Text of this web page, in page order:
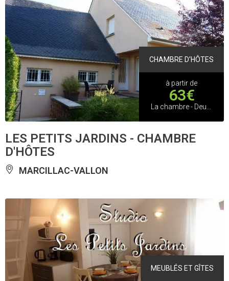
CHAMBRE D'HÔTES
à partir de
63€
LES PETITS JARDINS - CHAMBRE
D'HÔTES
MARCILLAC-VALLON
MEUBLÉS ET GÎTES